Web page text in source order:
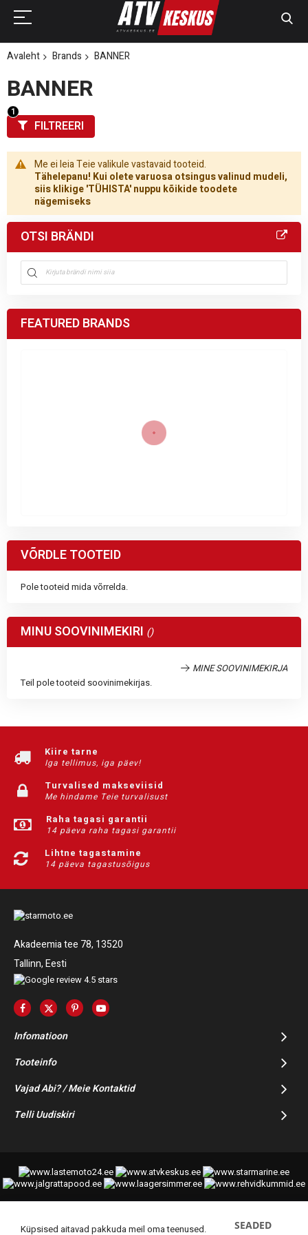
Avaleht Brands BANNER
BANNER
Me ei leia Teie valikule vastavaid tooteid.
Tähelepanu! Kui olete varuosa otsingus valinud mudeli,
siis klikige 'TÜHISTA' nuppu kõikide toodete
nägemiseks
FILTREERI
OTSI BRÄNDI
FEATURED BRANDS
VÕRDLE TOOTEID
Pole tooteid mida võrrelda.
MINU SOOVINIMEKIRI
MINE SOOVINIMEKIRJA
Teil pole tooteid soovinimekirjas.
Kiire tarne
Iga tellimus, iga päev!
Turvalised makseviisid
Me hindame Teie turvalisust
Raha tagasi garantii
14 päeva raha tagasi garantii
Lihtne tagastamine
14 päeva tagastusõigus
Akadeemia tee 78, 13520
Tallinn, Eesti
Infomatioon
Tooteinfo
Vajad Abi? / Meie Kontaktid
Telli Uudiskiri
© 2014-2025 Starmoto OÜ
Küpsised aitavad pakkuda meil oma teenused.
SEADED